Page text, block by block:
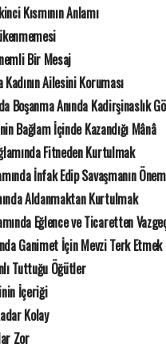
Kısmının Anlamı
Bir Mesaj
Ailesini Koruması
Boşanma Anında Kadirşinaslık
Bağlam İçinde Kazandığı Mânâ
Fitneden Kurtulmak
İnfak Edip Savaşmanın
Aldanmaktan Kurtulmak
Eğlence ve Ticaretten
Ganimet İçin Mevzi Terk Etmek
Tuttuğu Öğütler
İçeriği
Kolay
Zor